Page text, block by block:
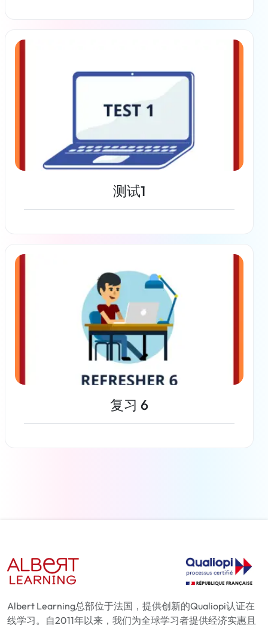
测试1
复习 6
Albert Learning总部位于法国，提供创新的Qualiopi认证在
线学习。自2011年以来，我们为全球学习者提供经济实惠且